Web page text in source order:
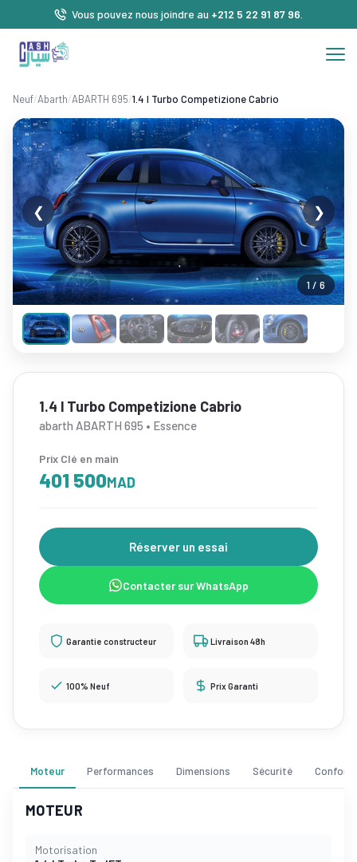
Vous pouvez nous joindre au +212 5 22 91 87 96
Neuf/Abarth/ABARTH 695/1.4 l Turbo Competizione Cabrio
1 / 6
❮ ❯
1.4 l Turbo Competizione Cabrio
abarth ABARTH 695 • Essence
Prix Clé en main
401 500MAD
Réserver un essai
Contacter sur WhatsApp
Garantie constructeur Livraison 48h
100% Neuf Prix Garanti
Moteur Performances Dimensions Sécurité Confort
MOTEUR
Motorisation